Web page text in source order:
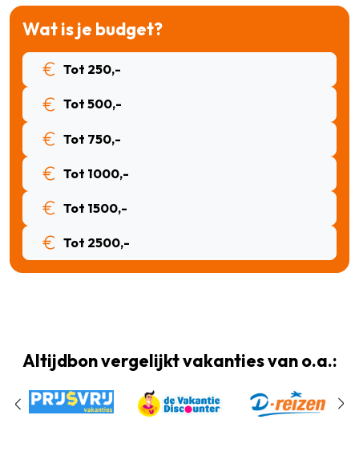
Wat is je budget?
Tot 250,-
Tot 500,-
Tot 750,-
Tot 1000,-
Tot 1500,-
Tot 2500,-
Altijdbon vergelijkt vakanties van o.a.: